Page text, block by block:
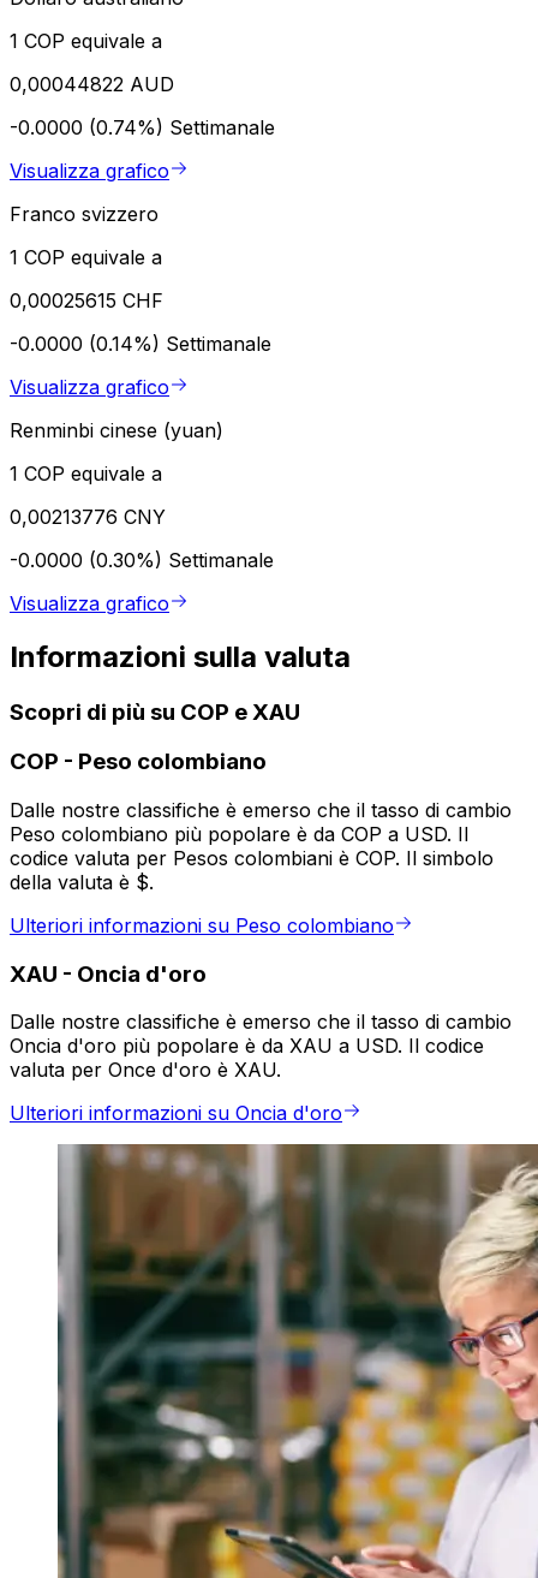
1 COP equivale a
0,00044822 AUD
-0.0000 (0.74%) Settimanale
Visualizza grafico
Franco svizzero
1 COP equivale a
0,00025615 CHF
-0.0000 (0.14%) Settimanale
Visualizza grafico
Renminbi cinese (yuan)
1 COP equivale a
0,00213776 CNY
-0.0000 (0.30%) Settimanale
Visualizza grafico
Informazioni sulla valuta
Scopri di più su COP e XAU
COP - Peso colombiano
Dalle nostre classifiche è emerso che il tasso di cambio
Peso colombiano più popolare è da COP a USD. Il
codice valuta per Pesos colombiani è COP. Il simbolo
della valuta è $.
Ulteriori informazioni su Peso colombiano
XAU - Oncia d'oro
Dalle nostre classifiche è emerso che il tasso di cambio
Oncia d'oro più popolare è da XAU a USD. Il codice
valuta per Once d'oro è XAU.
Ulteriori informazioni su Oncia d'oro